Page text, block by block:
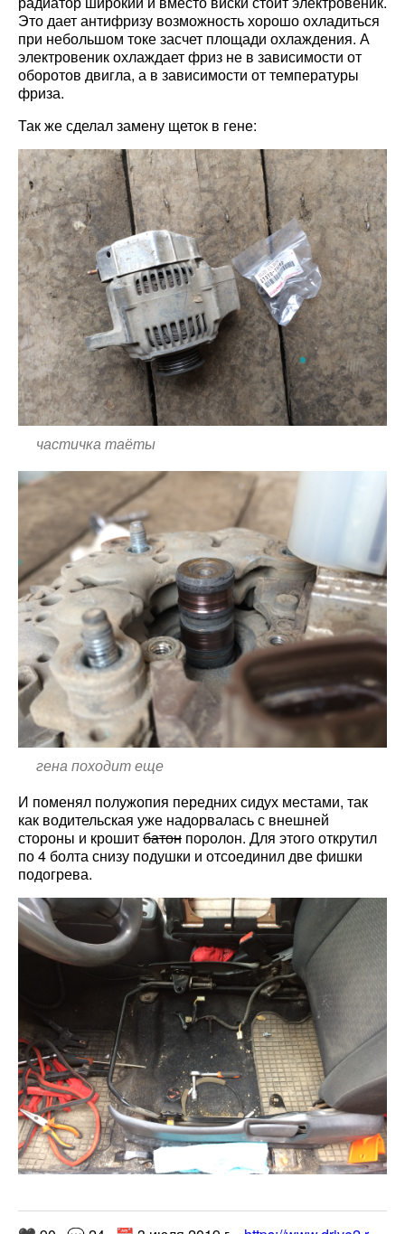
Это дает антифризу возможность хорошо охладиться
при небольшом токе засчет площади охлаждения. А
электровеник охлаждает фриз не в зависимости от
оборотов двигла, а в зависимости от температуры
фриза.
Так же сделал замену щеток в гене:
частичка таёты
гена походит еще
И поменял полужопия передних сидух местами, так
как водительская уже надорвалась с внешней
стороны и крошитбатон поролон. Для этого открутил
по 4 болта снизу подушки и отсоединил две фишки
подогрева.